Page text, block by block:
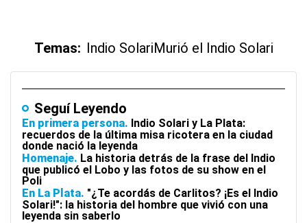
Temas: Indio SolariMurió el Indio Solari
Seguí Leyendo
En primera persona Indio Solari y La Plata:
recuerdos de la última misa ricotera en la ciudad
donde nació la leyenda
Homenaje La historia detrás de la frase del Indio
que publicó el Lobo y las fotos de su show en el
Poli
En La Plata "¿Te acordás de Carlitos? ¡Es el Indio
Solari!": la historia del hombre que vivió con una
leyenda sin saberlo